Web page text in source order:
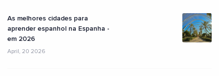
As melhores cidades para
aprender espanhol na Espanha -
em 2026
April, 20 2026